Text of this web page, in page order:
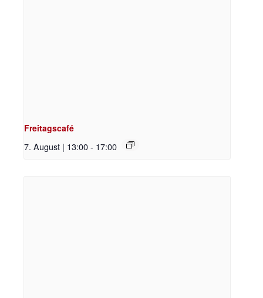
Freitagscafé
7. August | 13:00- 17:00